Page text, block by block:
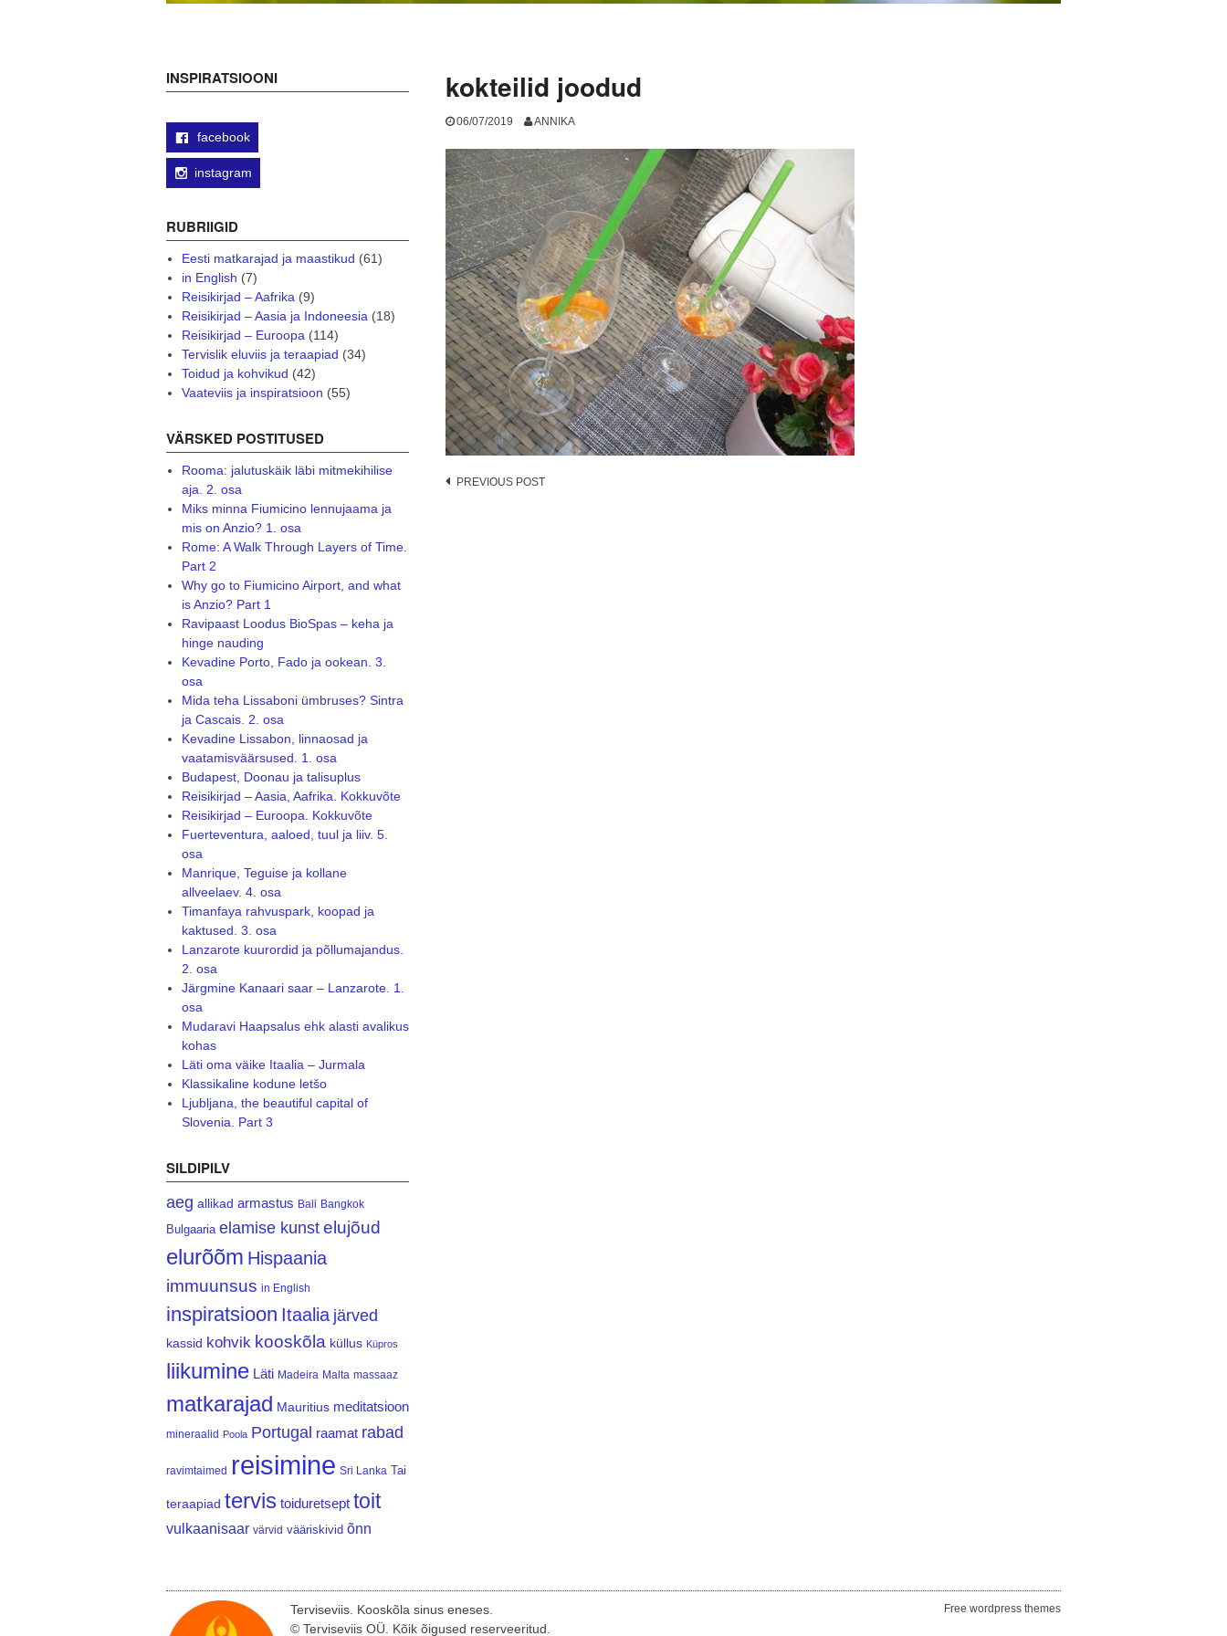
kokteilid joodud
06/07/2019 ANNIKA
Post
PREVIOUS POST
INSPIRATSIOONI
facebook
instagram
RUBRIIGID
Eesti matkarajad ja maastikud (61)
in English (7)
Reisikirjad – Aafrika(9)
Reisikirjad – Aasia ja Indoneesia(18)
Reisikirjad – Euroopa(114)
Tervislik eluviis ja teraapiad (34)
Toidud ja kohvikud (42)
Vaateviis ja inspiratsioon (55)
VÄRSKED POSTITUSED
Rooma: jalutuskäik läbi mitmekihilise
aja. 2. osa
Miks minna Fiumicino lennujaama ja
mis on Anzio? 1. osa
Rome: A Walk Through Layers of Time.
Part 2
Why go to Fiumicino Airport, and what
is Anzio? Part 1
Ravipaast Loodus BioSpas – keha ja
hinge nauding
Kevadine Porto, Fado ja ookean. 3.
osa
Mida teha Lissaboni ümbruses? Sintra
ja Cascais. 2. osa
Kevadine Lissabon, linnaosad ja
vaatamisväärsused. 1. osa
Budapest, Doonau ja talisuplus
Reisikirjad – Aasia, Aafrika. Kokkuvõte
Reisikirjad – Euroopa. Kokkuvõte
Fuerteventura, aaloed, tuul ja liiv. 5.
osa
Manrique, Teguise ja kollane
allveelaev. 4. osa
Timanfaya rahvuspark, koopad ja
kaktused. 3. osa
Lanzarote kuurordid ja põllumajandus.
2. osa
Järgmine Kanaari saar – Lanzarote. 1.
osa
Mudaravi Haapsalus ehk alasti avalikus
kohas
Läti oma väike Itaalia – Jurmala
Klassikaline kodune letšo
Ljubljana, the beautiful capital of
Slovenia. Part 3
SILDIPILV
aeg allikad armastus Bali Bangkok
Bulgaaria elamise kunst elujõud
elurõõm Hispaania
immuunsus in English
inspiratsioon Itaalia järved
kassid kohvik kooskõla küllus Küpros
liikumine Läti Madeira Malta massaaz
matkarajad Mauritius meditatsioon
mineraalid Poola Portugal raamat rabad
ravimtaimed reisimine Sri Lanka Tai
teraapiad tervis toiduretsept toit
vulkaanisaar värvid vääriskivid õnn
Terviseviis. Kooskõla sinus eneses.
© Terviseviis OÜ. Kõik õigused reserveeritud.
Free wordpress themes